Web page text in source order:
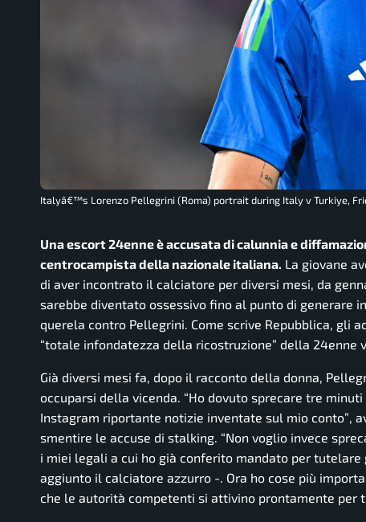
Italyâ€™s Lorenzo Pellegrini (Roma) portrait during Italy v Turkiye,
Una escort 24enne è accusata di calunnia e
centrocampista della nazionale italiana. La giovane
di aver incontrato il calciatore per diversi mesi, da
sarebbe diventato ossessivo fino al punto di generare
querela contro Pellegrini. Come scrive Repubblica, gli
“totale infondatezza della ricostruzione” della 24enne
Già diversi mesi fa, dopo il racconto della donna,
occuparsi della vicenda. “Ho dovuto sprecare tre
Instagram riportante notizie inventate sul mio conto” ,
smentire le accuse di stalking. “Non voglio invece
i miei legali a cui ho già conferito mandato per
aggiunto il calciatore azzurro -. Ora ho cose più
che le autorità competenti si attivino prontamente per